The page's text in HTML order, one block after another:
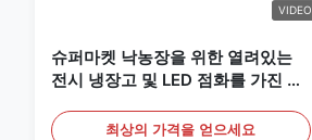
VIDEO
슈퍼마켓 낙농장을 위한 열려있는
전시 냉장고 및 LED 점화를 가진 음
최상의 가격을 얻으세요